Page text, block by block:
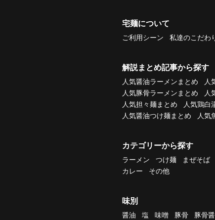
宅麺について
ご利用シーン 私達のこだわ
解説まとめ記事から探す
人気醤油ラーメンまとめ 人
人気豚骨ラーメンまとめ
人
人気担々麺まとめ
人気鶏白
人気醤油つけ麺まとめ
人気
カテゴリーから探す
ラーメン つけ麺 まぜそば
カレー
その他
味別
醤油 塩 味噌 豚骨 豚骨